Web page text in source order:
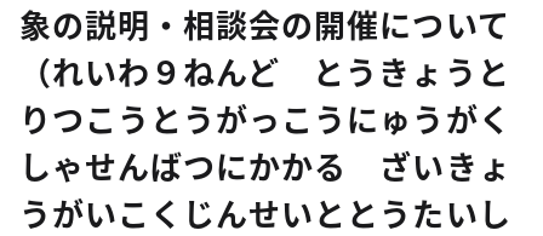
象の説明・相談会の開催について
（れいわ９ねんど とうきょうと
りつこうとうがっこうにゅうがく
しゃせんばつにかかる ざいきょ
うがいこくじんせいととうたいし